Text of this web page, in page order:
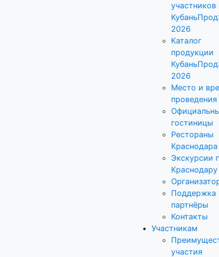
участников
2026
Каталог
продукции
2026
Место и
проведения
гостиницы
Рестораны
Краснодара
Экскурсии
Краснодару
Поддержка
партнёры
Контакты
Участникам
участия